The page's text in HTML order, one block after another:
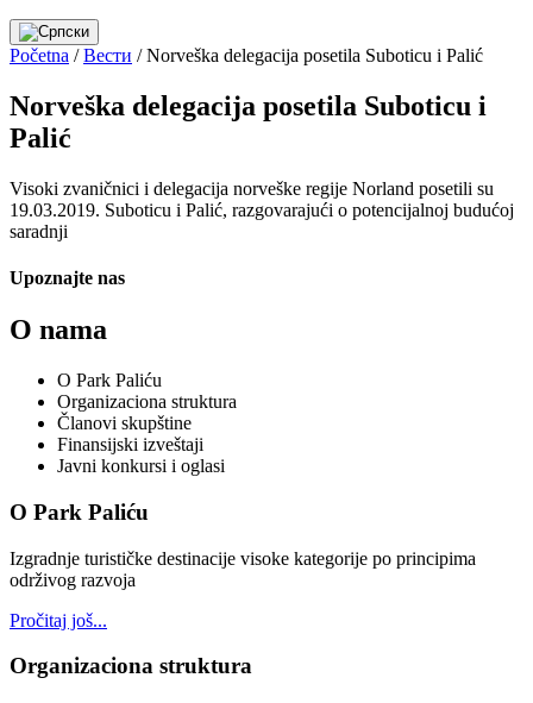
Početna / Вести / Norveška delegacija posetila Suboticu i Palić
Norveška delegacija posetila Suboticu i
Palić
Visoki zvaničnici i delegacija norveške regije Norland posetili su
19.03.2019. Suboticu i Palić, razgovarajući o potencijalnoj budućoj
saradnji
Upoznajte nas
O nama
O Park Paliću
Organizaciona struktura
Članovi skupštine
Finansijski izveštaji
Javni konkursi i oglasi
O Park Paliću
Izgradnje turističke destinacije visoke kategorije po principima
održivog razvoja
Pročitaj još...
Organizaciona struktura